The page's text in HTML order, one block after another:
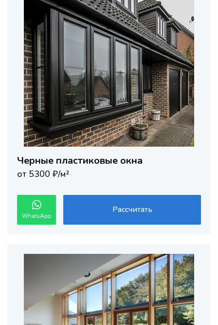
Черные пластиковые окна
от 5300 ₽/м²
WhatsApp
Рассчитать